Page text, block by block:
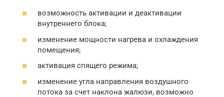
возможность активации и деактивации
внутреннего блока;
изменение мощности нагрева и охлаждения
помещения;
активация спящего режима;
изменение угла направления воздушного
потока за счет наклона жалюзи, возможно